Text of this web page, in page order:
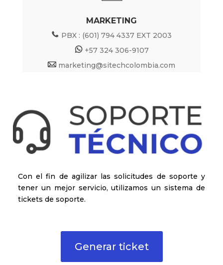
MARKETING
PBX : (601) 794 4337 EXT 2003
+57 324 306-9107
marketing@sitechcolombia.com
Con el fin de agilizar las solicitudes de soporte y
tener un mejor servicio, utilizamos un sistema de
tickets de soporte.
Generar ticket